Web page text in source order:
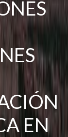
EN